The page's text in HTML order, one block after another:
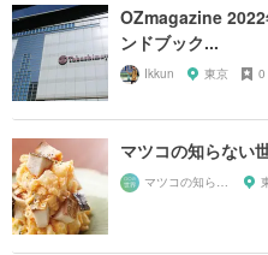
OZmagazine
ンドブック...
Ikkun 東京 0
マツコの知らない